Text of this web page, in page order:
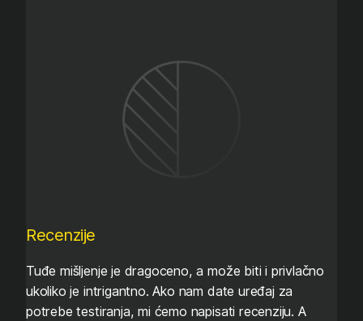
Recenzije
Tuđe mišljenje je dragoceno, a može biti i privlačno
ukoliko je intrigantno. Ako nam date uređaj za
potrebe testiranja, mi ćemo napisati recenziju. A